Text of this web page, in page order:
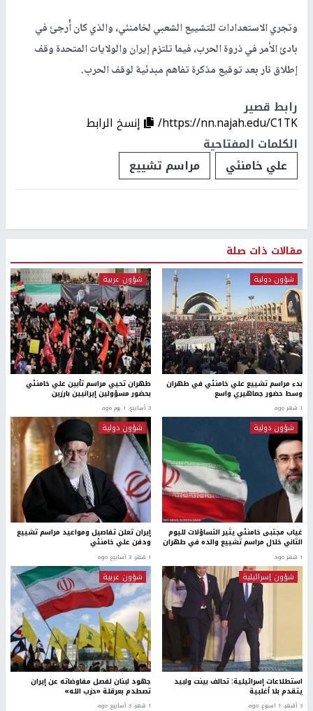
وتجري الاستعدادات للتشييع الشعبي لخامنئي، والذي كان أُرجئ في
بادئ الأمر في ذروة الحرب، فيما تلتزم إيران والولايات المتحدة وقف
إطلاق نار بعد توقيع مذكرة تفاهم مبدئية لوقف الحرب.
رابط قصير
https://nn.najah.edu/C1TK/
إنسخ الرابط
الكلمات المفتاحية
علي خامنئي
مراسم تشييع
مقالات ذات صلة
شؤون دولية
بدء مراسم تشييع علي خامنئي في طهران
وسط حضور جماهيري واسع
1 شهر ago
شؤون عربية
طهران تحيي مراسم تأبين علي خامنئي
بحضور مسؤولين إيرانيين بارزين
3 أسابيع، 1 يوم ago
شؤون دولية
غياب مجتبى خامنئي يثير التساؤلات لليوم
الثاني خلال مراسم تشييع والده في طهران
1 شهر ago
شؤون دولية
إيران تعلن تفاصيل ومواعيد مراسم تشييع
ودفن علي خامنئي
1 شهر، 3 أسابيع ago
شؤون إسرائيلية
استطلاعات إسرائيلية: تحالف بينت ولبيد
يتقدم بلا أغلبية
3 أشهر، 1 اسبوع. ago
شؤون عربية
جهود لبنان لفصل مفاوضاته عن إيران
تصطدم بعرقلة «حزب الله»
1 شهر، 3 أسابيع ago